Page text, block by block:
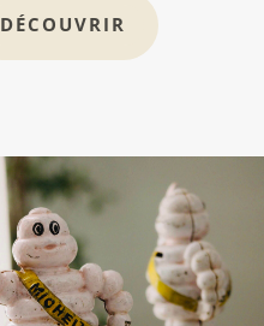
DÉCOUVRIR